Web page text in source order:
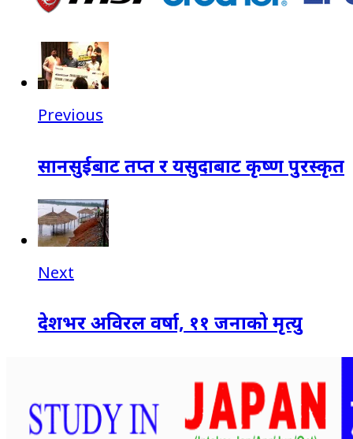
Previous
सानसुईबाट तप्त र यसुदाबाट कृष्ण पुरस्कृत
Next
देशभर अविरल वर्षा, ११ जनाको मृत्यु